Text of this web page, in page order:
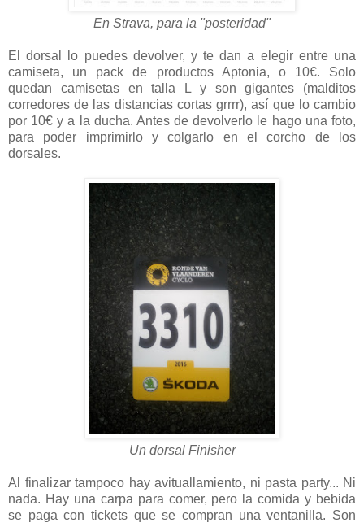
En Strava, para la "posteridad"
El dorsal lo puedes devolver, y te dan a elegir entre una
camiseta, un pack de productos Aptonia, o 10€. Solo
quedan camisetas en talla L y son gigantes (malditos
corredores de las distancias cortas grrrr), así que lo cambio
por 10€ y a la ducha. Antes de devolverlo le hago una foto,
para poder imprimirlo y colgarlo en el corcho de los
dorsales.
Un dorsal Finisher
Al finalizar tampoco hay avituallamiento, ni pasta party... Ni
nada. Hay una carpa para comer, pero la comida y bebida
se paga con tickets que se compran una ventanilla. Son